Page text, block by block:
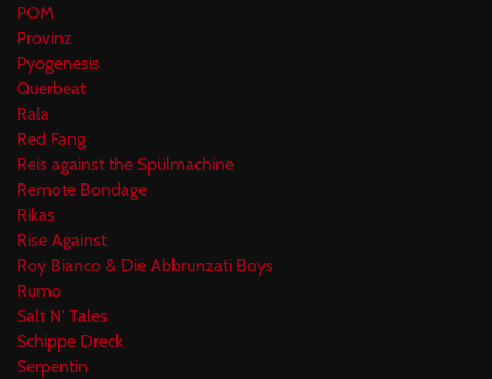
POM
Provinz
Pyogenesis
Querbeat
Rala
Red Fang
Reis against the Spülmachine
Remote Bondage
Rikas
Rise Against
Roy Bianco & Die Abbrunzati Boys
Rumo
Salt N' Tales
Schippe Dreck
Serpentin